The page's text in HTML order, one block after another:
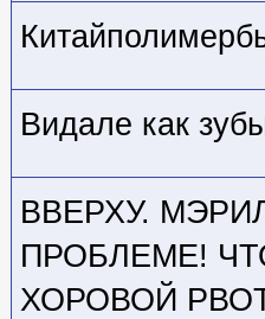
Видале как
ВВЕРХУ.
ПРОБЛЕМЕ!
ХОРОВОЙ